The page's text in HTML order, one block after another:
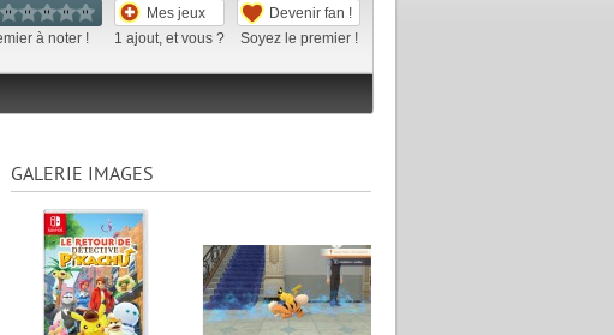
à noter !
Mes jeux
1 ajout, et vous ?
Devenir fan !
Soyez le premier !
GALERIE IMAGES